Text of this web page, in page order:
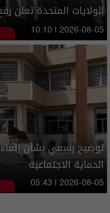
الولايات المتحدة تعلن
10:10 | 2026-08-05
توضيح رسمي بشأن
الحماية الاجتماعية
05:43 | 2026-08-05